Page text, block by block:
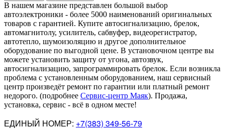
В нашем магазине представлен большой выбор
автоэлектроники - более 5000 наименований оригинальных
товаров с гарантией. Купите автосигнализацию, брелок,
автомагнитолу, усилитель, сабвуфер, видеорегистратор,
автотепло, шумоизоляцию и другое дополнительное
оборудование по выгодной цене. В установочном центре вы
можете установить защиту от угона, автозвук,
автосигнализацию, запрограммировать брелок. Если возникла
проблема с установленным оборудованием, наш сервисный
центр произведёт ремонт по гарантии или платный ремонт
недорого. (подробнее Сервис-центр Маяк). Продажа,
установка, сервис - всё в одном месте!
ЕДИНЫЙ НОМЕР: +7(383) 349-56-79